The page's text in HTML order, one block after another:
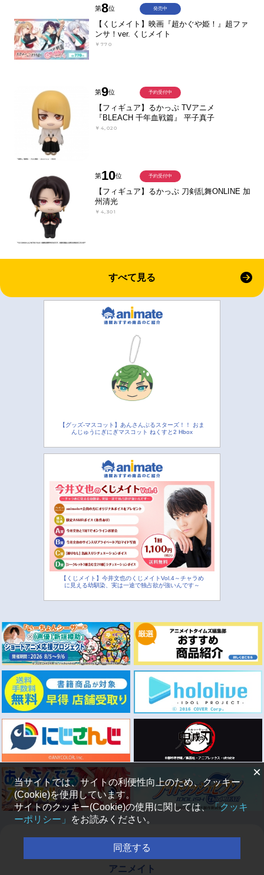
第8位
【くじメイト】映画『超かぐや姫！』超ファ
ンサ！ver. くじメイト
￥770
発売中
第9位
【フィギュア】るかっぷ TVアニメ
『BLEACH 千年血戦篇』 平子真子
￥4,020
予約受付中
第10位
【フィギュア】るかっぷ 刀剣乱舞ONLINE 加
州清光
￥4,301
予約受付中
すべて見る
【グッズ-マスコット】あんさんぶるスターズ！！ おま
んじゅうにぎにぎマスコット ねくすと2 Hbox
【くじメイト】今井文也のくじメイトVol.4～チャラめ
に見える幼馴染、実は一途で独占欲が強いんです～
アニメイト
×
当サイトでは、サイトの利便性向上のため、クッキー
(Cookie)を使用しています。
サイトのクッキー(Cookie)の使用に関しては、「クッキ
ーポリシー」
をお読みください。
同意する